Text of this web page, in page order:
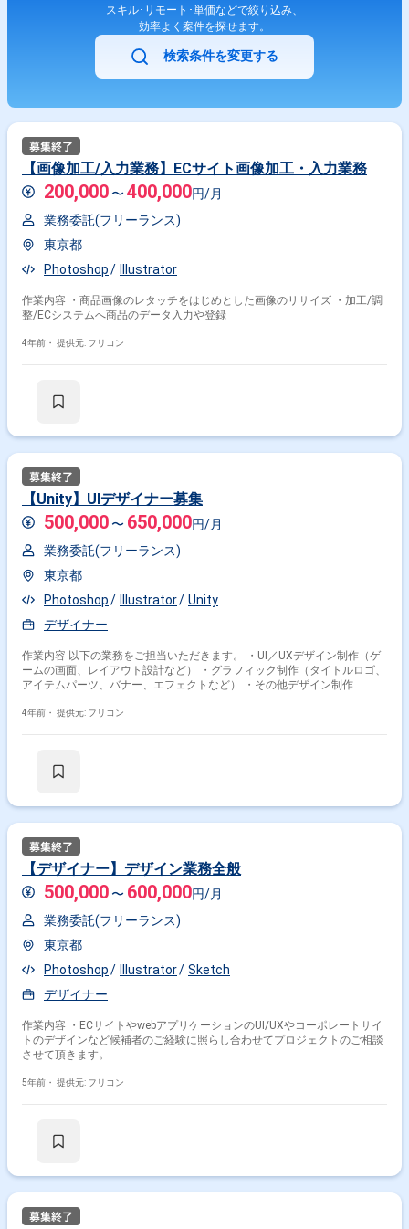
スキル･リモート･単価などで絞り込み、
効率よく案件を探せます。
検索条件を変更する
【画像加工/入力業務】ECサイト画像加工・入力業務
200,000 〜 400,000円/月
業務委託(フリーランス)
東京都
Photoshop
Illustrator
作業内容 ・商品画像のレタッチをはじめとした画像のリサイズ ・加工/調
整/ECシステムへ商品のデータ入力や登録
4年前・ 提供元: フリコン
【Unity】UIデザイナー募集
500,000 〜 650,000円/月
業務委託(フリーランス)
東京都
Photoshop
Illustrator
Unity
デザイナー
作業内容 以下の業務をご担当いただきます。 ・UI／UXデザイン制作（ゲ
ームの画面、レイアウト設計など） ・グラフィック制作（タイトルロゴ、
アイテムパーツ、バナー、エフェクトなど） ・その他デザイン制作
4年前・ 提供元: フリコン
【デザイナー】デザイン業務全般
500,000 〜 600,000円/月
業務委託(フリーランス)
東京都
Photoshop
Illustrator
Sketch
デザイナー
作業内容 ・ECサイトやwebアプリケーションのUI/UXやコーポレートサイ
トのデザインなど候補者のご経験に照らし合わせてプロジェクトのご相談
させて頂きます。
5年前・ 提供元: フリコン